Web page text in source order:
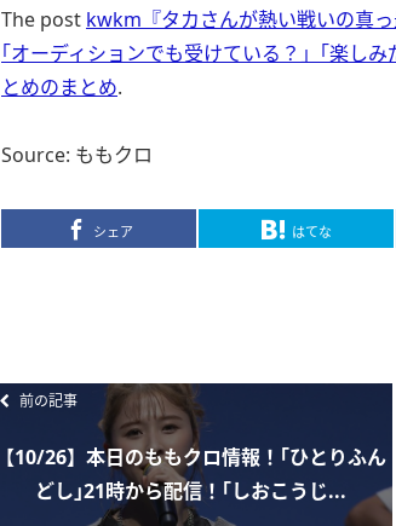
The post kwkm『タカさんが熱い戦いの真っ
｢オーディションでも受けている？」｢楽しみ
とめのまとめ.
Source: ももクロ
シェア はてな
前の記事
【10/26】本日のももクロ情報！｢ひとりふん
どし｣21時から配信！｢しおこうじ...